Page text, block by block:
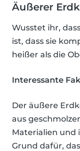
Äußerer
Wusstet ihr,
ist, dass sie
heißer als die
Interessante
Der äußere
aus
Materialien und
Grund dafür,